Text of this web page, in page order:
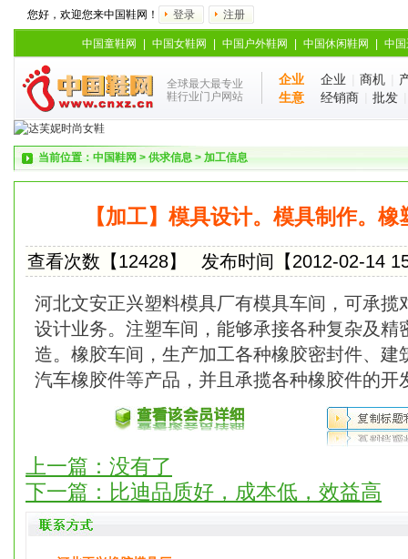
您好，欢迎您来中国鞋网！ 登录 注册
中国童鞋网 中国女鞋网 中国户外鞋网 中国休闲鞋网 中
全球最大最专业
鞋行业门户网站
企业
生意
企业 商机
经销商
批发
当前位置： 中国鞋网 > 供求信息 > 加工信息
【加工】模具设计。模具制作。
查看次数【12428】 发布时间【2012-02-14
河北文安正兴塑料模具厂有模具车间，可承揽
设计业务。注塑车间，能够承接各种复杂及精
造。橡胶车间，生产加工各种橡胶密封件、建
汽车橡胶件等产品，并且承揽各种橡胶件的开
上一篇：没有了
下一篇： 比迪品质好，成本低，效益高